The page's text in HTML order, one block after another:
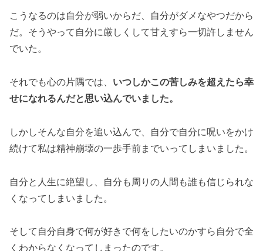
こうなるのは自分が弱いからだ、自分がダメなやつだから
だ。そうやって自分に厳しくして甘えすら一切許しません
でいた。
それでも心の片隅では、 いつしかこの苦しみを超えたら幸
せになれるんだと思い込んでいました。
しかしそんな自分を追い込んで、自分で自分に呪いをかけ
続けて私は精神崩壊の一歩手前までいってしまいました。
自分と人生に絶望し、自分も周りの人間も誰も信じられな
くなってしまいました。
そして自分自身で何が好きで何をしたいのかすら自分で全
くわからなくなってしまったのです。